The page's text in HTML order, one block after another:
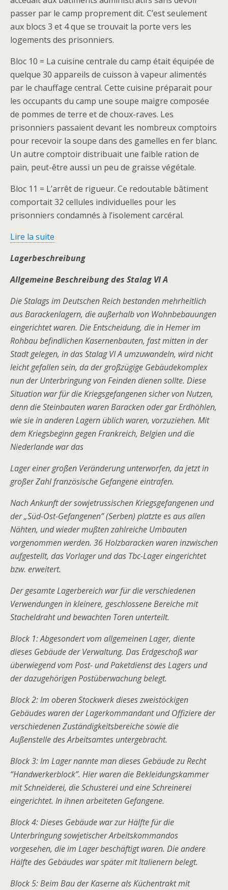
passer par le camp proprement dit. C’est seulement
aux blocs 3 et 4 que se trouvait la porte vers les
logements des prisonniers.
Bloc 10 = La cuisine centrale du camp était équipée de
quelque 30 appareils de cuisson à vapeur alimentés
par le chauffage central. Cette cuisine préparait pour
les occupants du camp une soupe maigre composée
de pommes de terre et de choux-raves. Les
prisonniers passaient devant les nombreux comptoirs
pour recevoir la soupe dans des gamelles en fer blanc.
Un autre comptoir distribuait une faible ration de
pain, peut-être aussi un peu de graisse végétale.
Bloc 11 = L’arrêt de rigueur. Ce redoutable bâtiment
comportait 32 cellules individuelles pour les
prisonniers condamnés à l’isolement carcéral.
Lire la suite
Lagerbeschreibung
Allgemeine Beschreibung des Stalag VI A
Die Stalags im Deutschen Reich bestanden mehrheitlich
aus Barackenlagern, die außerhalb von Wohnbebauungen
eingerichtet waren. Die Entscheidung, die in Hemer im
Rohbau befindlichen Kasernenbauten, fast mitten in der
Stadt gelegen, in das Stalag VI A umzuwandeln, wird nicht
leicht gefallen sein, da der großzügige Gebäudekomplex
nun der Unterbringung von Feinden dienen sollte. Diese
Situation war für die Kriegsgefangenen sicher von Nutzen,
denn die Steinbauten waren Baracken oder gar Erdhöhlen,
wie sie in anderen Lagern üblich waren, vorzuziehen. Mit
dem Kriegsbeginn gegen Frankreich, Belgien und die
Niederlande war das
Lager einer großen Veränderung unterworfen, da jetzt in
großer Zahl französische Gefangene eintrafen.
Nach Ankunft der sowjetrussischen Kriegsgefangenen und
der „Süd-Ost-Gefangenen” (Serben) platzte es aus allen
Nähten, und wieder mußten zahlreiche Umbauten
vorgenommen werden. 36 Holzbaracken waren inzwischen
aufgestellt, das Vorlager und das Tbc-Lager eingerichtet
bzw. erweitert.
Der gesamte Lagerbereich war für die verschiedenen
Verwendungen in kleinere, geschlossene Bereiche mit
Stacheldraht und bewachten Toren unterteilt.
Block 1: Abgesondert vom allgemeinen Lager, diente
dieses Gebäude der Verwaltung. Das Erdgeschoß war
überwiegend vom Post- und Paketdienst des Lagers und
der dazugehörigen Postüberwachung belegt.
Block 2: Im oberen Stockwerk dieses zweistöckigen
Gebäudes waren der Lagerkommandant und Offiziere der
verschiedenen Zuständigkeitsbereiche sowie die
Außenstelle des Arbeitsamtes untergebracht.
Block 3: Im Lager nannte man dieses Gebäude zu Recht
“Handwerkerblock”. Hier waren die Bekleidungskammer
mit Schneiderei, die Schusterei und eine Schreinerei
eingerichtet. In ihnen arbeiteten Gefangene.
Block 4: Dieses Gebäude war zur Hälfte für die
Unterbringung sowjetischer Arbeitskommandos
vorgesehen, die im Lager beschäftigt waren. Die andere
Hälfte des Gebäudes war später mit Italienern belegt.
Block 5: Beim Bau der Kaserne als Küchentrakt mit